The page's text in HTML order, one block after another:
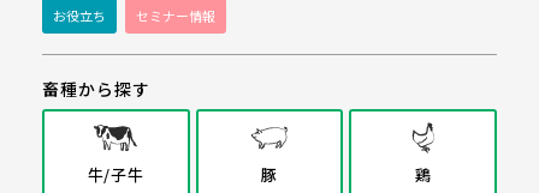
お役立ち セミナー情報
畜種から探す
牛/子牛 豚 鶏